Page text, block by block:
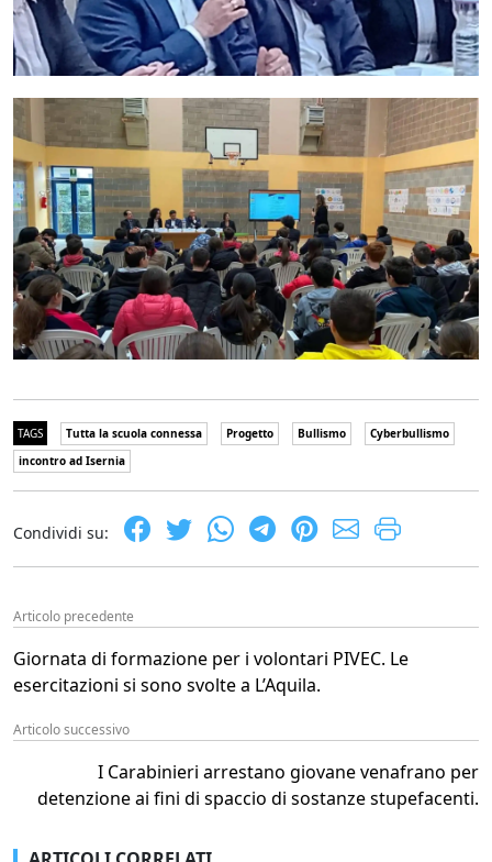
TAGS Tutta la scuola connessa Progetto Bullismo
Cyberbullismo
incontro ad Isernia
Condividi su:
Articolo precedente
Giornata di formazione per i volontari PIVEC. Le
esercitazioni si sono svolte a L’Aquila.
Articolo successivo
I Carabinieri arrestano giovane venafrano per
detenzione ai fini di spaccio di sostanze stupefacenti.